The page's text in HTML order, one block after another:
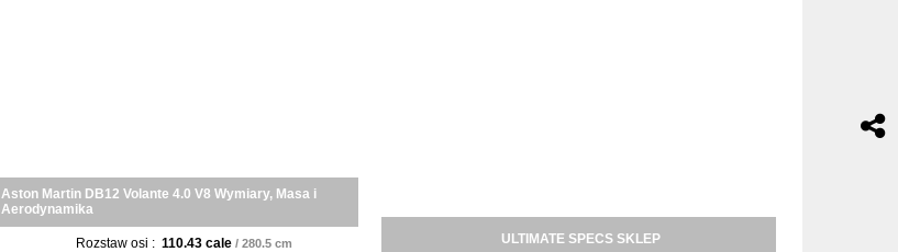
Aston Martin DB12 Volante 4.0 V8 Wymiary, Masa i
Aerodynamika
Rozstaw osi : 110.43 cale / 280.5 cm ULTIMATE SPECS SKLEP